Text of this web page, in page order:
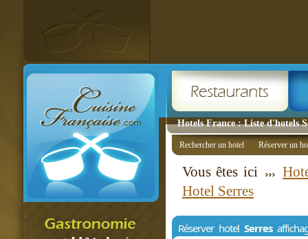
Hotels France : Liste d'hotels
Rechercher un hotel Réserver un
Vous êtes ici
Hotel Serres
Réserver hotel Serres